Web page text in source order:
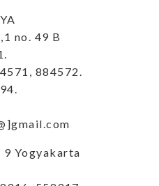
no. 49 B
884572.
9 Yogyakarta